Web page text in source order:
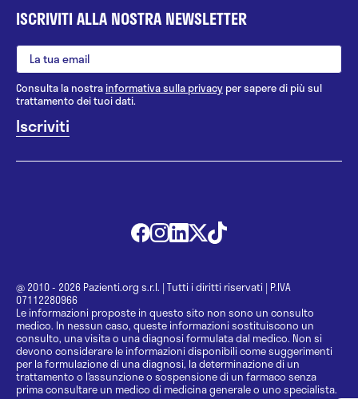
ISCRIVITI ALLA NOSTRA NEWSLETTER
Consulta la nostrainformativa sulla privacy per sapere di più sul
trattamento dei tuoi dati.
@ 2010 - 2026 Pazienti.org s.r.l. | Tutti i diritti riservati | P.IVA
07112280966
Le informazioni proposte in questo sito non sono un consulto
medico. In nessun caso, queste informazioni sostituiscono un
consulto, una visita o una diagnosi formulata dal medico. Non si
devono considerare le informazioni disponibili come suggerimenti
per la formulazione di una diagnosi, la determinazione di un
trattamento o l’assunzione o sospensione di un farmaco senza
prima consultare un medico di medicina generale o uno specialista.